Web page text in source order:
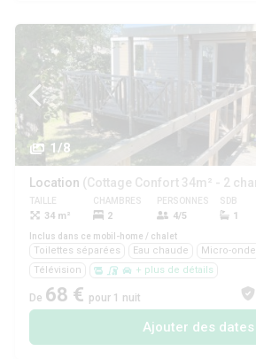
1/8
Location
TAILLE
34 m²
CHAMBRES
2
PERSONNES
4/5
SDB
1
Inclus dans ce mobil-home / chalet
Toilettes séparées Eau chaude Micro-onde
Télévision
+ plus de détails
De 68 € pour 1 nuit
Ajouter des dates